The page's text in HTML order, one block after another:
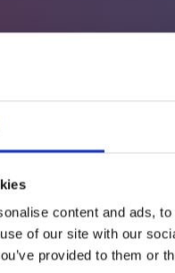
content and ads,
of our site with our
provided to them or
De segunda a sexta-
para a sua consulta!